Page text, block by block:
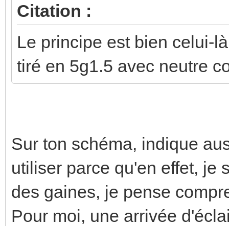
Citation :
Le principe est bien celui-
tiré en 5g1.5 avec neutre
Sur ton schéma, indique
utiliser parce qu'en effet, je
des gaines, je pense
Pour moi, une arrivée